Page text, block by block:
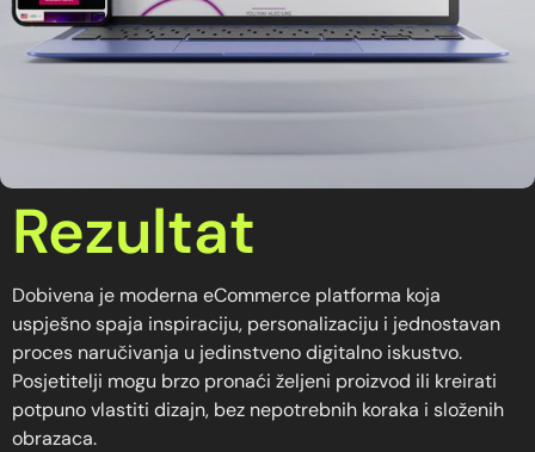
Rezultat
Dobivena je moderna eCommerce platforma koja
uspješno spaja inspiraciju, personalizaciju i jednostavan
proces naručivanja u jedinstveno digitalno iskustvo.
Posjetitelji mogu brzo pronaći željeni proizvod ili kreirati
potpuno vlastiti dizajn, bez nepotrebnih koraka i složenih
obrazaca.